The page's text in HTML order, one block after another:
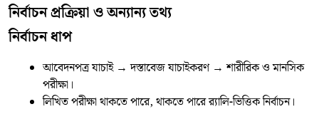
নির্বাচন প্রক্রিয়া ও অন্যান্য তথ্য
নির্বাচন ধাপ
আবেদনপত্র যাচাই → দস্তাবেজ যাচাইকরণ → শারীরিক ও মানসিক
পরীক্ষা।
লিখিত পরীক্ষা থাকতে পারে, থাকতে পারে র‍্যালি-ভিত্তিক নির্বাচন।